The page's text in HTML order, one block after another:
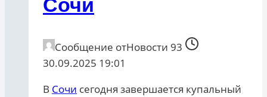
Сочи
Сообщение отНовости 93
30.09.2025 19:01
В Сочи сегодня завершается купальный